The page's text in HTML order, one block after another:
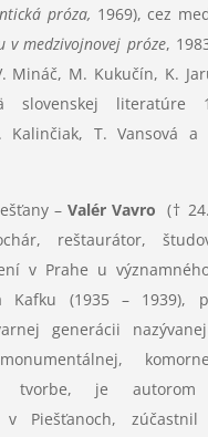
próza, 1969), cez
v medzivojnovej próze,
Mináč, M. Kukučín, K.
slovenskej
Kalinčiak, T. Vansová a
– Valér Vavro (†
reštaurátor,
v Prahe u
Kafku (1935 – 1939),
generácii
tvorbe, je autorom
v Piešťanoch,